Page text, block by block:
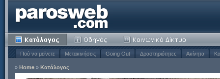
Πού να μείνετε Μετακινήσεις Going Out Δραστηριότητες Ακίνητα
» Home » Κατάλογος